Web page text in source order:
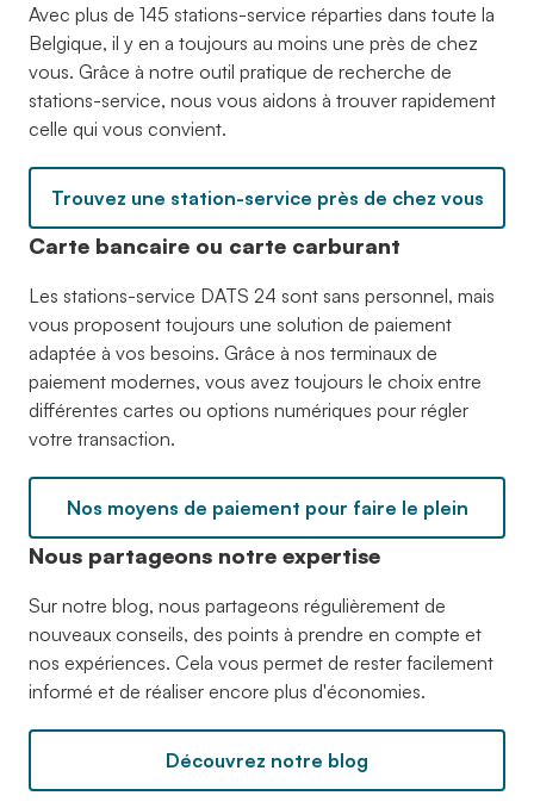
Avec plus de 145 stations-service réparties dans toute la
Belgique, il y en a toujours au moins une près de chez
vous. Grâce à notre outil pratique de recherche de
stations-service, nous vous aidons à trouver rapidement
celle qui vous convient.
Trouvez une station-service près de chez vous
Carte bancaire ou carte carburant
Les stations-service DATS 24 sont sans personnel, mais
vous proposent toujours une solution de paiement
adaptée à vos besoins. Grâce à nos terminaux de
paiement modernes, vous avez toujours le choix entre
différentes cartes ou options numériques pour régler
votre transaction.
Nos moyens de paiement pour faire le plein
Nous partageons notre expertise
Sur notre blog, nous partageons régulièrement de
nouveaux conseils, des points à prendre en compte et
nos expériences. Cela vous permet de rester facilement
informé et de réaliser encore plus d'économies.
Découvrez notre blog